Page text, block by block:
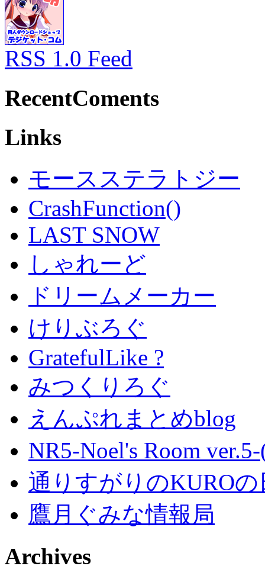
RSS 1.0 Feed
RecentComents
Links
モースステラトジー
CrashFunction()
LAST SNOW
しゃれーど
ドリームメーカー
けりぶろぐ
GratefulLike ?
みつくりろぐ
えんぷれまとめblog
NR5-Noel's Room
通りすがりのKURO
鷹月ぐみな情報局
Archives